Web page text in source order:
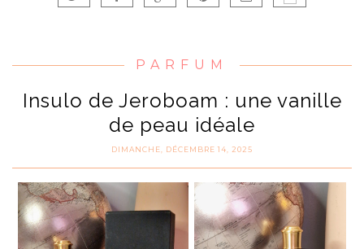
PARFUM
Insulo de Jeroboam : une vanille
de peau idéale
DIMANCHE, DÉCEMBRE 14, 2025